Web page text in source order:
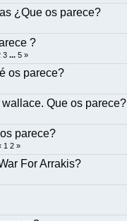
¿Que os parece?
?
3 ...5 »
os parece?
Que os parece?
parece?
1 2 »
For Arrakis?